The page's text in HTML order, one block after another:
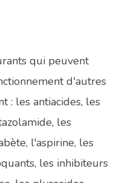
qui peuvent
d'autres
: les antiacides, les
les
l'aspirine, les
les inhibiteurs